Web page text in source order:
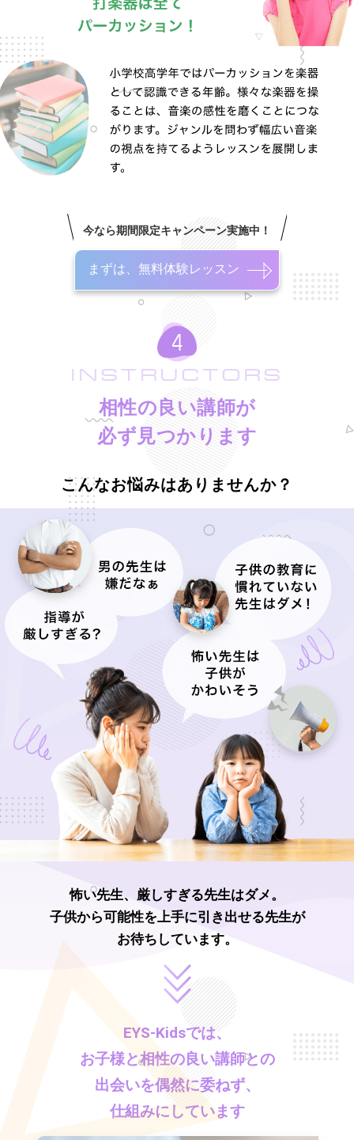
今なら期間限定キャンペーン実施中！
まずは、無料体験レッスン
INSTRUCTORS
相性の良い講師が
必ず見つかります
こんなお悩みはありませんか？
怖い先生、厳しすぎる先生はダメ。
子供から可能性を上手に引き出せる先生が
お待ちしています。
EYS-Kidsでは、
お子様と相性の良い講師との
出会いを偶然に委ねず、
仕組みにしています